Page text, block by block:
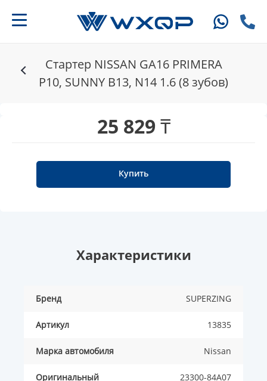
Стартер NISSAN GA16 PRIMERA
P10, SUNNY B13, N14 1.6 (8 зубов)
25 829 ₸
Купить
Характеристики
Бренд SUPERZING
Артикул 13835
Марка автомобиля Nissan
Оригинальный
23300-84A07